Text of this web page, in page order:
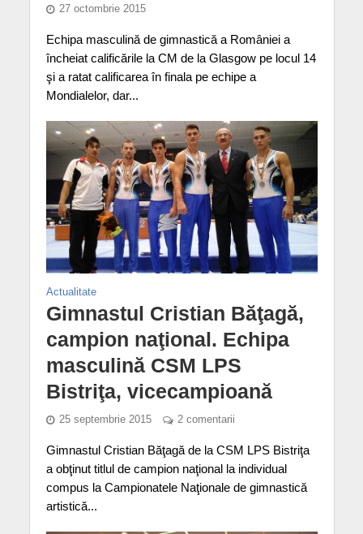
27 octombrie 2015
Echipa masculină de gimnastică a României a
încheiat calificările la CM de la Glasgow pe locul 14
şi a ratat calificarea în finala pe echipe a
Mondialelor, dar...
Actualitate
Gimnastul Cristian Băţagă,
campion naţional. Echipa
masculină CSM LPS
Bistriţa, vicecampioană
25 septembrie 2015 2 comentarii
Gimnastul Cristian Băţagă de la CSM LPS Bistriţa
a obţinut titlul de campion naţional la individual
compus la Campionatele Naţionale de gimnastică
artistică...